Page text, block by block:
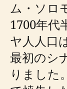
ム・ソロ
1700年代
ヤ人人口
最初のシ
りました